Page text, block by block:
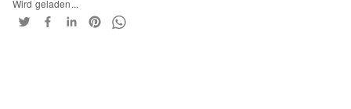
Wird geladen...